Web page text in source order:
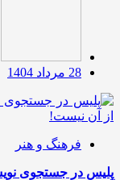
28 مرداد 1404
فرهنگ و هنر
پلیس در جستجوی